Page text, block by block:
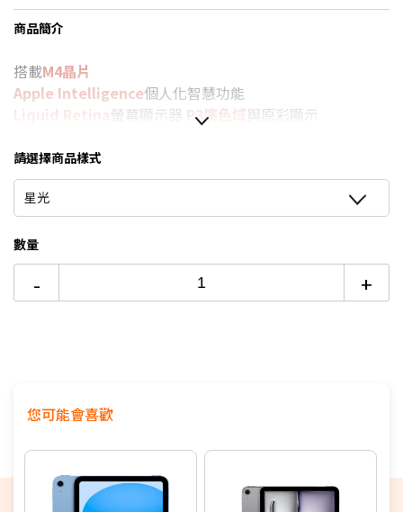
6期 0利率
12期 0利率
6期
24期
$4,119
$1,058
18家銀行/業者
18家銀行/業者
8/15前~指定購物滿額最高回饋25%
★舊機回收★限量加碼10%回饋
更多信用卡分期0利率滿額享回饋
【玩家真實心得】 Lenovo Legion Tab 電競平板套裝開箱→
點我看達人教你買
商品簡介
搭載M4晶片
Apple Intelligence個人化智慧功能
Liquid Retina 螢幕顯示器 P3廣色域與原彩顯示
萬廣角相機，支援
Wi-Fi使用最長可達 10 小時
頂部按鈕內建Touch ID安全驗證，解鎖支付更快速。
支援Apple Pencil Pro及具觸覺回饋的巧控鍵盤
此商品頁資訊或規格有誤，請以原廠公告為主
請選擇商品樣式
星光
數量
- +
您可能會喜歡